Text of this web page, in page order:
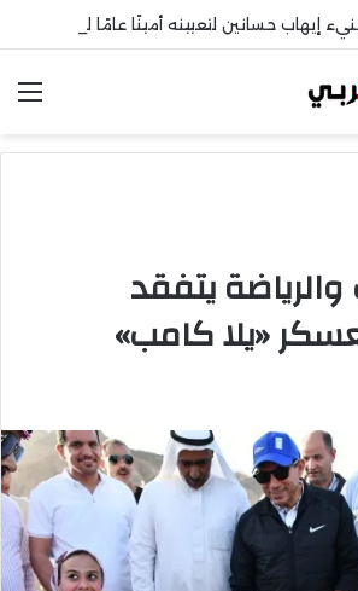
والرياضة يتفقد
«يلا كامب»